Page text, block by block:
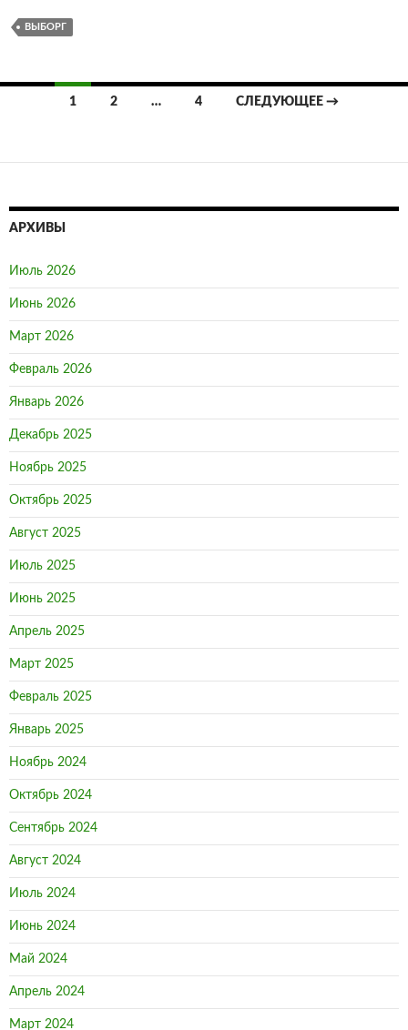
ВЫБОРГ
по
1 2 … 4 СЛЕДУЮЩЕЕ →
АРХИВЫ
Июль 2026
Июнь 2026
Март 2026
Февраль 2026
Январь 2026
Декабрь 2025
Ноябрь 2025
Октябрь 2025
Август 2025
Июль 2025
Июнь 2025
Апрель 2025
Март 2025
Февраль 2025
Январь 2025
Ноябрь 2024
Октябрь 2024
Сентябрь 2024
Август 2024
Июль 2024
Июнь 2024
Май 2024
Апрель 2024
Март 2024